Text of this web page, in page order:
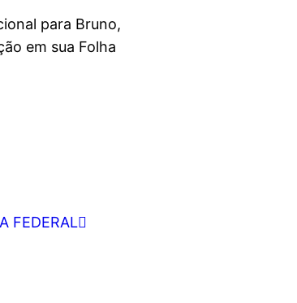
para Bruno,
em sua Folha
FEDERAL